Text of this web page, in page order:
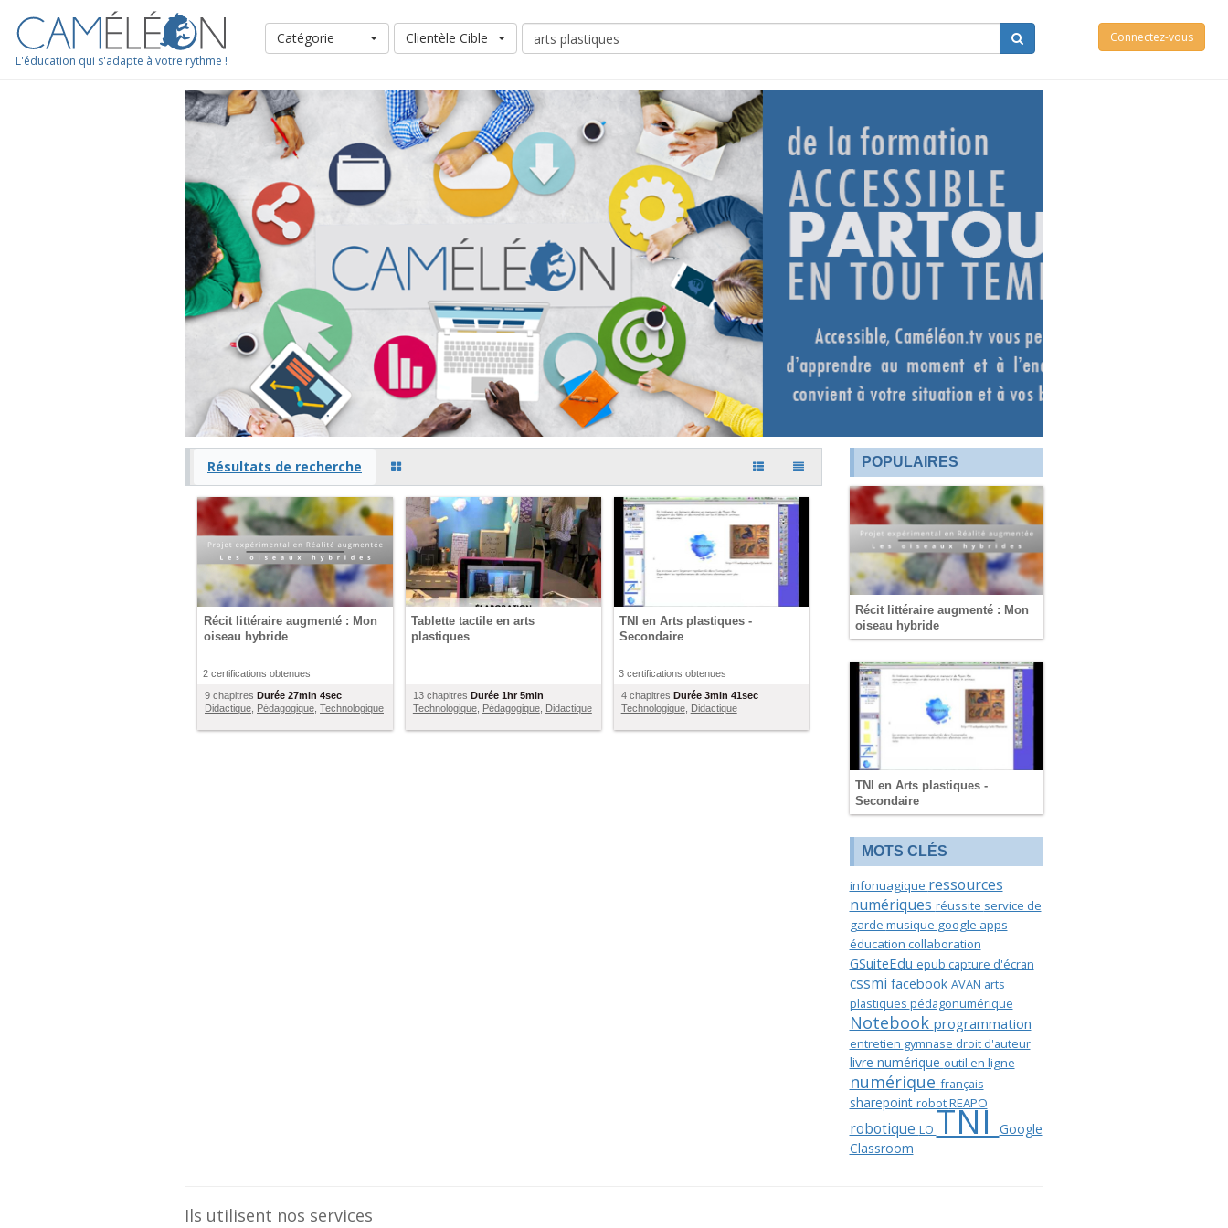
L'éducation qui s'adapte à votre rythme !
Catégorie Clientèle Cible Connectez-vous
Résultats de recherche
Récit littéraire augmenté : Mon
oiseau hybride
2 certifications obtenues
9 chapitres Durée 27min 4sec
Didactique Pédagogique Technologique
Tablette tactile en arts
plastiques
13 chapitres Durée 1hr 5min
Technologique, Pédagogique, Didactique
TNI en Arts plastiques -
Secondaire
3 certifications obtenues
4 chapitres Durée 3min 41sec
Technologique, Didactique
POPULAIRES
Récit littéraire augmenté : Mon
oiseau hybride
TNI en Arts plastiques -
Secondaire
MOTS CLÉS
infonuagique ressources
numériques réussite service de
garde musique google apps
éducation collaboration
GSuiteEdu epub capture d'écran
cssmi facebook AVAN arts
plastiques pédagonumérique
Notebook programmation
entretien gymnase droit d'auteur
livre numérique outil en ligne
numérique français
sharepoint robotREAPO
robotique LOTNI
Google
Classroom
Ils utilisent nos services